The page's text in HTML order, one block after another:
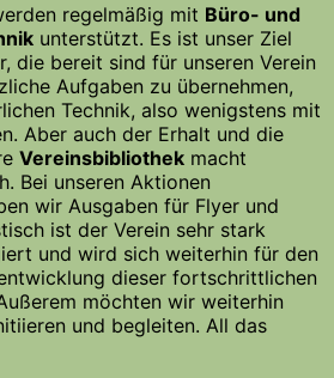
regelmäßig mit Büro- und
unterstützt. Es ist unser Ziel
die bereit sind für unseren Verein
Aufgaben zu übernehmen,
Technik, also wenigstens mit
Aber auch der Erhalt und die
Vereinsbibliothek macht
Bei unseren Aktionen
wir Ausgaben für Flyer und
ist der Verein sehr stark
und wird sich weiterhin für den
dieser fortschrittlichen
möchten wir weiterhin
und begleiten. All das